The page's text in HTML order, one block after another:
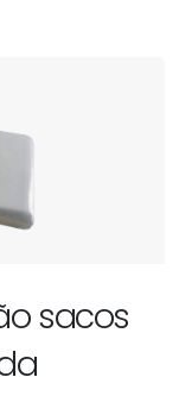
sacos